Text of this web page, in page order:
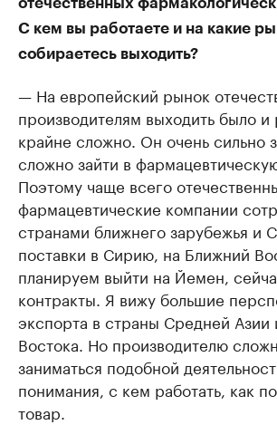
отечественных
С кем вы работаете и на какие
собираетесь выходить?
— На европейский рынок
производителям выходить было
крайне сложно. Он очень сильно
сложно зайти в
Поэтому чаще всего
фармацевтические компании
странами ближнего зарубежья и
поставки в Сирию, на Ближний
планируем выйти на Йемен,
контракты. Я вижу большие
экспорта в страны Средней Азии
Востока. Но производителю
заниматься подобной
понимания, с кем работать, как
товар.